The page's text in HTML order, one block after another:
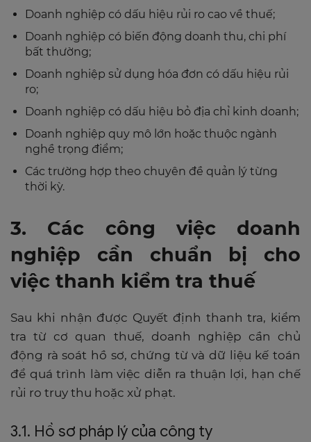
Doanh nghiệp có dấu hiệu rủi ro cao về thuế;
Doanh nghiệp có biến động doanh thu, chi phí
bất thường;
Doanh nghiệp sử dụng hóa đơn có dấu hiệu rủi
ro;
Doanh nghiệp có dấu hiệu bỏ địa chỉ kinh doanh;
Doanh nghiệp quy mô lớn hoặc thuộc ngành
nghề trọng điểm;
Các trường hợp theo chuyên đề quản lý từng
thời kỳ.
3. Các công việc doanh
nghiệp cần chuẩn bị cho
việc thanh kiểm tra thuế
Sau khi nhận được Quyết định thanh tra, kiểm
tra từ cơ quan thuế, doanh nghiệp cần chủ
động rà soát hồ sơ, chứng từ và dữ liệu kế toán
để quá trình làm việc diễn ra thuận lợi, hạn chế
rủi ro truy thu hoặc xử phạt.
3.1. Hồ sơ pháp lý của công ty